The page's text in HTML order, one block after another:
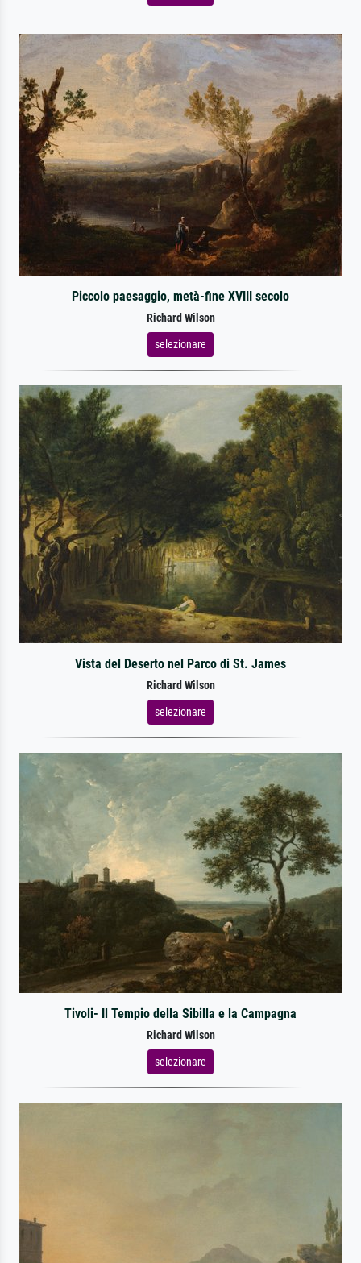
Piccolo paesaggio, metà-fine XVIII secolo
Richard Wilson
selezionare
Vista del Deserto nel Parco di St. James
Richard Wilson
selezionare
Tivoli- Il Tempio della Sibilla e la Campagna
Richard Wilson
selezionare